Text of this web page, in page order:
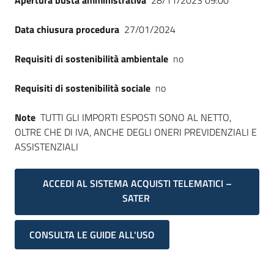
Data chiusura procedura 27/01/2024
Requisiti di sostenibilità ambientale no
Requisiti di sostenibilità sociale no
Note TUTTI GLI IMPORTI ESPOSTI SONO AL NETTO,
OLTRE CHE DI IVA, ANCHE DEGLI ONERI PREVIDENZIALI E
ASSISTENZIALI
ACCEDI AL SISTEMA ACQUISTI TELEMATICI –
SATER
CONSULTA LE GUIDE ALL'USO